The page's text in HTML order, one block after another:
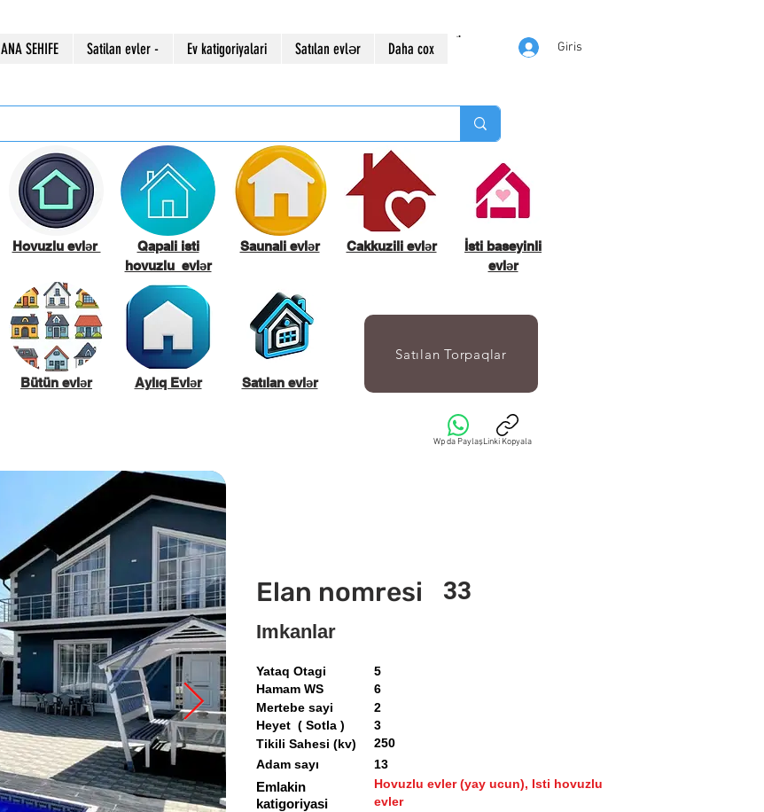
ANA SEHIFE Satilan evler - Ev katigoriyalari Satılan evlər Daha cox Giris
Hovuzlu evlər
Bütün evlər
Qapali isti
hovuzlu evlər
Aylıq Evlər
Saunali evlər
Satılan evlər
Cakkuzili evlər
İsti baseyinli
evlər
Satılan Torpaqlar
Wp da PaylaşLinki Kopyala
Elan nomresi 33
Imkanlar
Yataq Otagi
Mertebe sayi
Hamam WS
Heyet ( Sotla )
Tikili Sahesi (kv)
5
3
6
2
250
Emlakin
katigoriyasi
Hovuzlu evler (yay ucun), Isti hovuzlu
evler
13
Adam sayı